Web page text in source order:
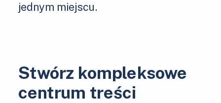
jednym miejscu.
Stwórz kompleksowe
centrum treści